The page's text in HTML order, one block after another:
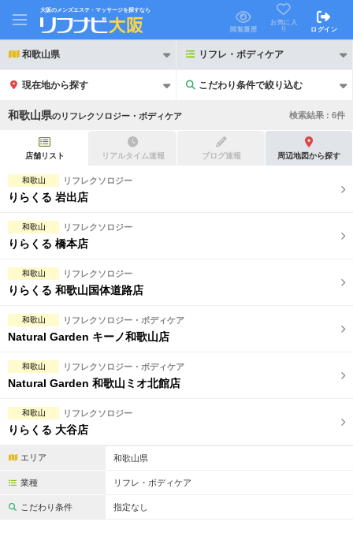
大阪のメンズエステ・マッサージを探すなら
閲覧履歴
お気に入
り
ログイン
和歌山県 リフレ・ボディケア
現在地から探す こだわり条件で絞り込む
こだわり条件で絞り込む
21時以降も受付
初回割引あり
団体割引
キャッシュレス決済OK
2名様歓迎
完全個室
ペアルームあり
フットバスあり
日本人スタッフのみ
スタッフ指名可
和歌山県のリフレクソロジー・ボディケア 検索結果 : 6件
店舗リスト リアルタイム速報 ブログ速報 周辺地図から探す
和歌山 リフレクソロジー
りらくる 岩出店
和歌山 リフレクソロジー
りらくる 橋本店
和歌山 リフレクソロジー
りらくる 和歌山国体道路店
和歌山 リフレクソロジー・ボディケア
Natural Garden キーノ和歌山店
和歌山 リフレクソロジー・ボディケア
Natural Garden 和歌山ミオ北館店
和歌山 リフレクソロジー
りらくる 大谷店
エリア 和歌山県
業種 リフレ・ボディケア
こだわり条件 指定なし